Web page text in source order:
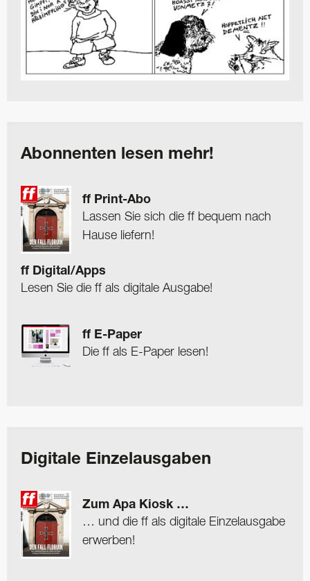
Abonnenten lesen mehr!
ff Print-Abo
Lassen Sie sich die ff bequem nach
Hause liefern!
ff Digital/Apps
Lesen Sie die ff als digitale Ausgabe!
ff E-Paper
Die ff als E-Paper lesen!
Digitale Einzelausgaben
Zum Apa Kiosk …
… und die ff als digitale Einzelausgabe
erwerben!